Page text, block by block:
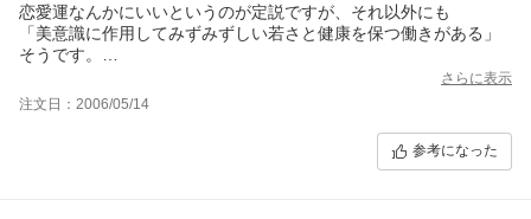
恋愛運なんかにいいというのが定説ですが、それ以外にも
「美意識に作用してみずみずしい若さと健康を保つ働きがある」
そうです。
さらに表示
注文日：2006/05/14
参考になった